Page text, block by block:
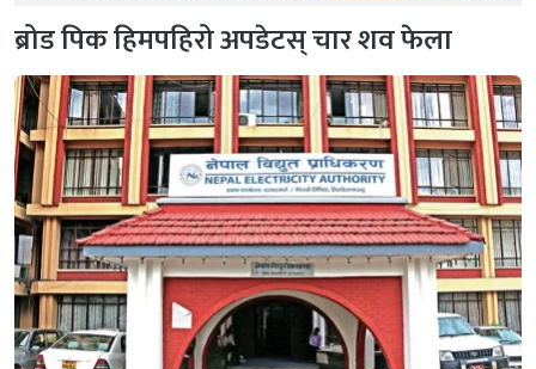
ब्रोड पिक हिमपहिरो अपडेटस् चार शव फेला